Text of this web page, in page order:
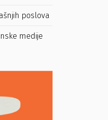
poslova
medije